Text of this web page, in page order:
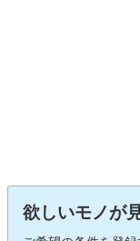
欲しいモノが